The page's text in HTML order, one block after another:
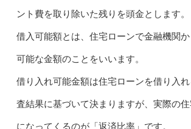
ント費を取り除いた残りを頭金とします。
借入可能額とは、住宅ローンで金融機関
可能な金額のことをいいます。
借り入れ可能金額は住宅ローンを借り入
査結果に基づいて決まりますが、実際の
になってくるのが「返済比率」です。